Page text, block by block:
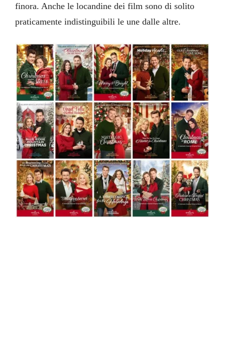
finora. Anche le locandine dei film sono di solito
praticamente indistinguibili le une dalle altre.